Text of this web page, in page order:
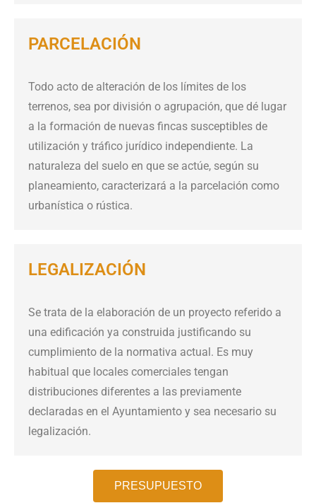
PARCELACIÓN
Todo acto de alteración de los límites de los
terrenos, sea por división o agrupación, que dé lugar
a la formación de nuevas fincas susceptibles de
utilización y tráfico jurídico independiente. La
naturaleza del suelo en que se actúe, según su
planeamiento, caracterizará a la parcelación como
urbanística o rústica.
LEGALIZACIÓN
Se trata de la elaboración de un proyecto referido a
una edificación ya construida justificando su
cumplimiento de la normativa actual. Es muy
habitual que locales comerciales tengan
distribuciones diferentes a las previamente
declaradas en el Ayuntamiento y sea necesario su
legalización.
PRESUPUESTO